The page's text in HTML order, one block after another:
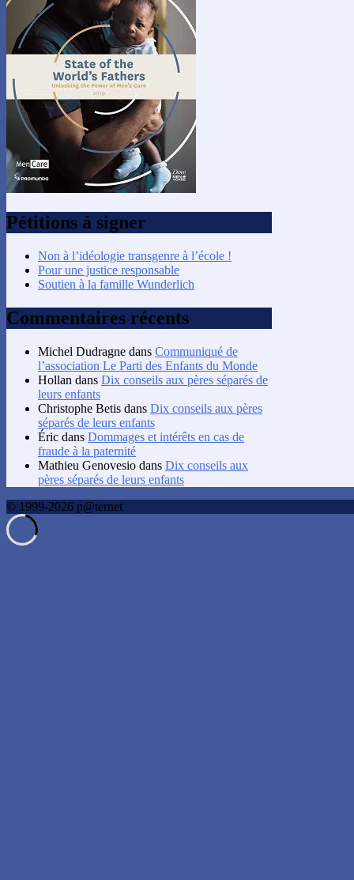
Pétitions à signer
Non à l’idéologie transgenre à l’école !
Pour une justice responsable
Soutien à la famille Wunderlich
Commentaires récents
Michel Dudragne dans Communiqué de
l’association Le Parti des Enfants du Monde
Hollan dans Dix conseils aux pères séparés de
leurs enfants
Christophe Betis dans Dix conseils aux pères
séparés de leurs enfants
Éric dans Dommages et intérêts en cas de
fraude à la paternité
Mathieu Genovesio dans Dix conseils aux
pères séparés de leurs enfants
© 1999-2026 p@ternet